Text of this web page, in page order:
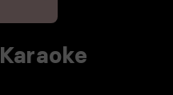
Karaoke